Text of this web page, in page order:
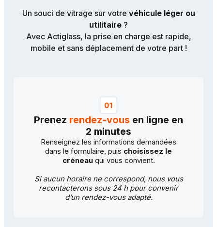
Un souci de vitrage sur votre véhicule léger ou
utilitaire ?
Avec Actiglass, la prise en charge est rapide,
mobile et sans déplacement de votre part !
Prenez rendez-vous en ligne en
2 minutes
Renseignez les informations demandées
dans le formulaire, puis choisissez le
créneauqui vous convient.
Si aucun horaire ne correspond, nous vous
recontacterons sous 24 h pour convenir
d’un rendez-vous adapté.